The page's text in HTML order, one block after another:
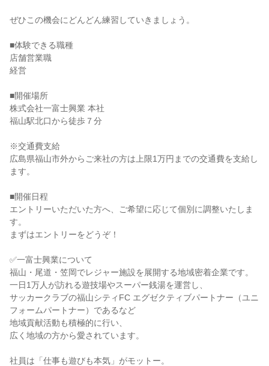
ぜひこの機会にどんどん練習していきましょう。
■体験できる職種
店舗営業職
経営
■開催場所
株式会社一富士興業 本社
福山駅北口から徒歩７分
※交通費支給
広島県福山市外からご来社の方は上限1万円までの交通費を支給し
ます。
■開催日程
エントリーいただいた方へ、ご希望に応じて個別に調整いたしま
す。
まずはエントリーをどうぞ！
✅一富士興業について
福山・尾道・笠岡でレジャー施設を展開する地域密着企業です。
一日1万人が訪れる遊技場やスーパー銭湯を運営し、
サッカークラブの福山シティFC エグゼクティブパートナー（ユニ
フォームパートナー）であるなど
地域貢献活動も積極的に行い、
広く地域の方から愛されています。
社員は「仕事も遊びも本気」がモットー。